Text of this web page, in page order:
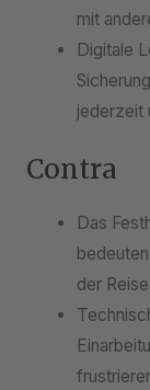
mit
Digitale
jederzeit
Contra
Das
der